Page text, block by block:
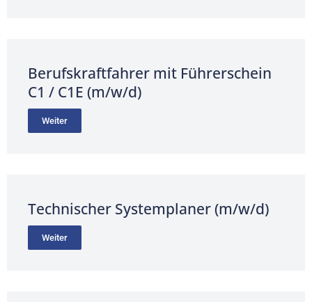
Berufskraftfahrer mit Führerschein
C1 / C1E (m/w/d)
Weiter
Technischer Systemplaner (m/w/d)
Weiter